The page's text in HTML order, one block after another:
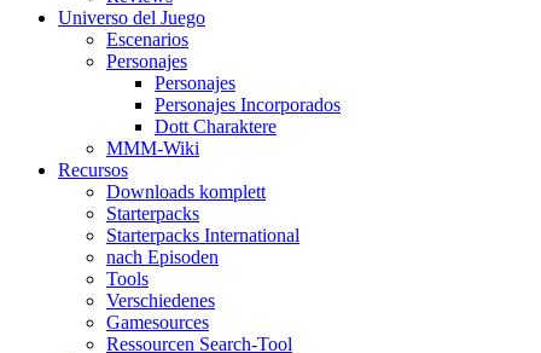
Universo del Juego
Escenarios
Personajes
Personajes
Personajes Incorporados
Dott Charaktere
MMM-Wiki
Recursos
Downloads komplett
Starterpacks
Starterpacks International
nach Episoden
Tools
Verschiedenes
Gamesources
Ressourcen Search-Tool